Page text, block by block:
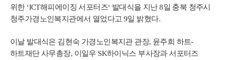
위한 ‘ICT해피에이징 서포터즈‘ 발대식을 지난 8일 충북 청주시
청주가경노인복지관에서 열었다고 9일 밝혔다.
이날 발대식은 김현숙 가경노인복지관 관장, 윤주희 하트-
하트재단 사무총장, 이일우 SK하이닉스 부사장과 서포터즈